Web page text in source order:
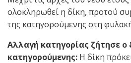
ολοκληρωθεί η δίκη, προτού
της κατηγορούμενης στη
Αλλαγή κατηγορίας ζήτησε ο
κατηγορούμενης: Η δίκη